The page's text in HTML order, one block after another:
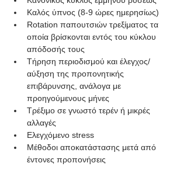
Καλός ύπνος (8-9 ώρες ημερησίως)
Rotation παπουτσιών τρεξίματος τα
οποία βρίσκονται εντός του κύκλου
απόδοσής τους
Τήρηση περιοδισμού και έλεγχος/
αύξηση της προπονητικής
επιβάρυνσης, ανάλογα με
προηγούμενους μήνες
Τρέξιμο σε γνωστό τερέν ή μικρές
αλλαγές
Ελεγχόμενο stress
Μέθοδοι αποκατάστασης μετά από
έντονες προπονήσεις